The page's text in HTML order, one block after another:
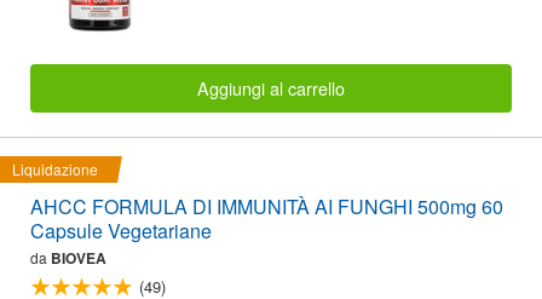
Aggiungi al carrello
Liquidazione
AHCC FORMULA DI IMMUNITÀ AI FUNGHI 500mg 60
Capsule Vegetariane
da BIOVEA
(49)